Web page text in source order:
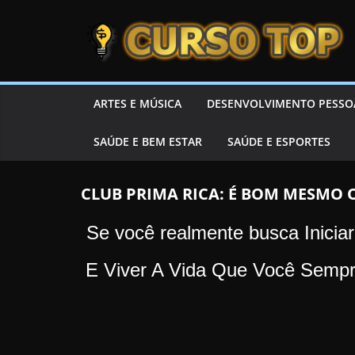
CURSOTOP
l
o
ARTES E MÚSICA DESENVOLVIMENTO
SAÚDE E BEM ESTAR SAÚDE E ESPORTES
CLUB PRIMA RICA: É BOM MESMO
Se você realmente busca
E Viver A Vida Que Você